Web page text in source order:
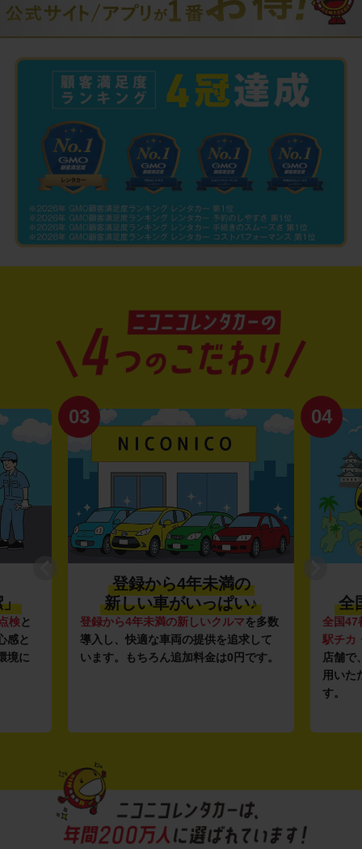
」
検と
感と
境に
03
登録から4年未満の
新しい車がいっぱい♪
登録から4年未満の新しいクルマを多数
導入し、快適な車両の提供を追求して
います。もちろん追加料金は0円です。
04
全
全国47
駅チカ
店舗で
用いた
す。